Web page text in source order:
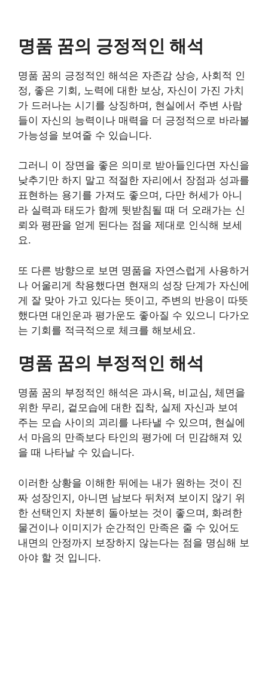
명품 꿈의 긍정적인 해석
명품 꿈의 긍정적인 해석은 자존감 상승, 사회적 인
정, 좋은 기회, 노력에 대한 보상, 자신이 가진 가치
가 드러나는 시기를 상징하며, 현실에서 주변 사람
들이 자신의 능력이나 매력을 더 긍정적으로 바라볼
가능성을 보여줄 수 있습니다.
그러니 이 장면을 좋은 의미로 받아들인다면 자신을
낮추기만 하지 말고 적절한 자리에서 장점과 성과를
표현하는 용기를 가져도 좋으며, 다만 허세가 아니
라 실력과 태도가 함께 뒷받침될 때 더 오래가는 신
뢰와 평판을 얻게 된다는 점을 제대로 인식해 보세
요.
또 다른 방향으로 보면 명품을 자연스럽게 사용하거
나 어울리게 착용했다면 현재의 성장 단계가 자신에
게 잘 맞아 가고 있다는 뜻이고, 주변의 반응이 따뜻
했다면 대인운과 평가운도 좋아질 수 있으니 다가오
는 기회를 적극적으로 체크를 해보세요.
명품 꿈의 부정적인 해석
명품 꿈의 부정적인 해석은 과시욕, 비교심, 체면을
위한 무리, 겉모습에 대한 집착, 실제 자신과 보여
주는 모습 사이의 괴리를 나타낼 수 있으며, 현실에
서 마음의 만족보다 타인의 평가에 더 민감해져 있
을 때 나타날 수 있습니다.
이러한 상황을 이해한 뒤에는 내가 원하는 것이 진
짜 성장인지, 아니면 남보다 뒤처져 보이지 않기 위
한 선택인지 차분히 돌아보는 것이 좋으며, 화려한
물건이나 이미지가 순간적인 만족은 줄 수 있어도
내면의 안정까지 보장하지 않는다는 점을 명심해 보
아야 할 것 입니다.